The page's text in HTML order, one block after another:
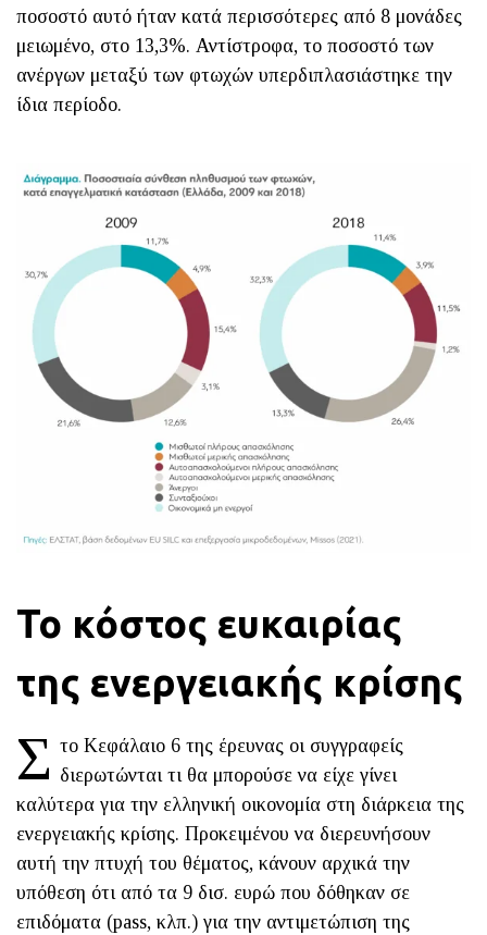
ποσοστό αυτό ήταν κατά περισσότερες από 8 μονάδες
μειωμένο, στο 13,3%. Αντίστροφα, το ποσοστό των
ανέργων μεταξύ των φτωχών υπερδιπλασιάστηκε την
ίδια περίοδο.
Το κόστος ευκαιρίας
της ενεργειακής κρίσης
Σ το Κεφάλαιο 6 της έρευνας οι συγγραφείς
διερωτώνται τι θα μπορούσε να είχε γίνει
καλύτερα για την ελληνική οικονομία στη διάρκεια της
ενεργειακής κρίσης. Προκειμένου να διερευνήσουν
αυτή την πτυχή του θέματος, κάνουν αρχικά την
υπόθεση ότι από τα 9 δισ. ευρώ που δόθηκαν σε
επιδόματα (pass, κλπ.) για την αντιμετώπιση της